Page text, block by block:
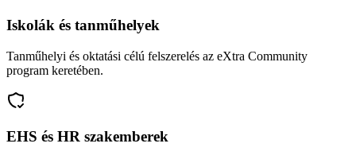
Iskolák és tanműhelyek
Tanműhelyi és oktatási célú felszerelés az eXtra Community
program keretében.
EHS és HR szakemberek